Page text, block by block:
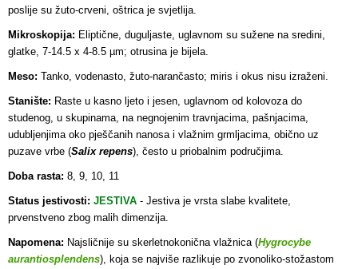
poslije su žuto-crveni, oštrica je svjetlija.
Mikroskopija: Eliptične, duguljaste, uglavnom su sužene na sredini,
glatke, 7-14.5 x 4-8.5 µm; otrusina je bijela.
Meso: Tanko, vodenasto, žuto-narančasto; miris i okus nisu izraženi.
Stanište: Raste u kasno ljeto i jesen, uglavnom od kolovoza do
studenog, u skupinama, na negnojenim travnjacima, pašnjacima,
udubljenjima oko pješčanih nanosa i vlažnim grmljacima, obično uz
puzave vrbe (Salix repens), često u priobalnim područjima.
Doba rasta: 8, 9, 10, 11
Status jestivosti: JESTIVA - Jestiva je vrsta slabe kvalitete,
prvenstveno zbog malih dimenzija.
Napomena: Najsličnije su skerletnokonična vlažnica (Hygrocybe
aurantiosplendens), koja se najviše razlikuje po zvonoliko-stožastom